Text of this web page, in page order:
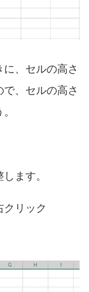
、セルの高さ
、セルの高さ
ます。
リック